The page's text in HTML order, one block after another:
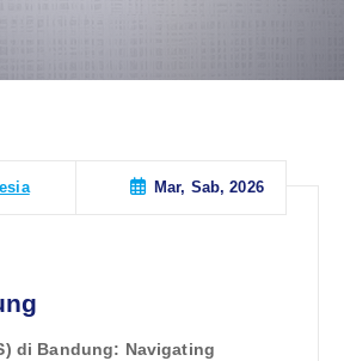
Mar, Sab, 2026
di Bandung: Navigating